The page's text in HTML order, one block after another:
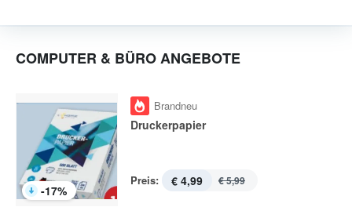
COMPUTER & BÜRO ANGEBOTE
-17%
Brandneu
Druckerpapier
Preis: € 4,99 € 5,99